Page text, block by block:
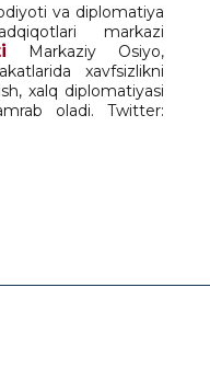
va diplomatiya
markazi
Markaziy Osiyo,
xavfsizlikni
xalq diplomatiyasi
oladi. Twitter: